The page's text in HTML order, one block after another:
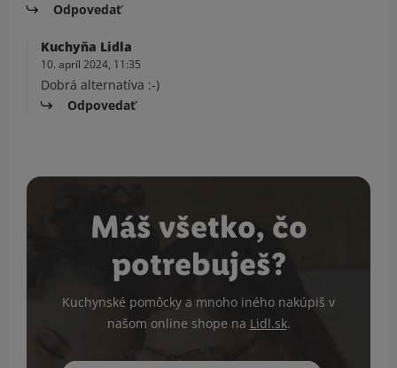
Odpovedať
Kuchyňa Lidla
10. apríl 2024, 11:35
Dobrá alternatíva :-)
Odpovedať
Máš všetko, čo
potrebuješ?
Kuchynské pomôcky a mnoho iného nakúpiš v
našom online shope na Lidl.sk.